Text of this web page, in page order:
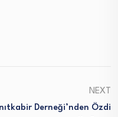
NEXT
Derneği’nden Özdi